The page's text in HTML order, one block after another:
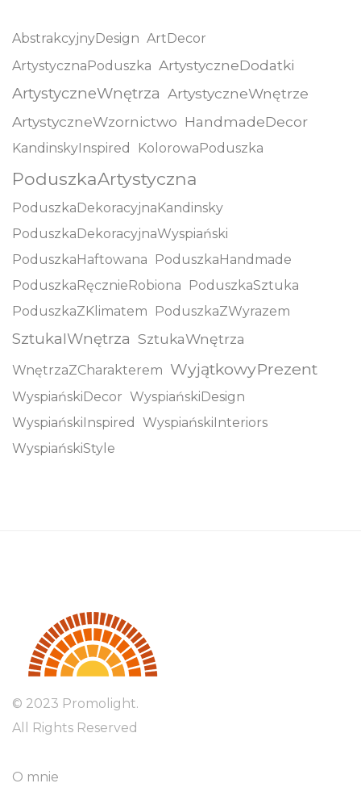
AbstrakcyjnyDesign ArtDecor
ArtystycznaPoduszka ArtystyczneDodatki
ArtystyczneWnętrza ArtystyczneWnętrze
ArtystyczneWzornictwo HandmadeDecor
KandinskyInspired KolorowaPoduszka
PoduszkaArtystyczna
PoduszkaDekoracyjnaKandinsky
PoduszkaDekoracyjnaWyspiański
PoduszkaHaftowana
PoduszkaHandmade
PoduszkaRęcznieRobiona
PoduszkaSztuka
PoduszkaZKlimatem
PoduszkaZWyrazem
SztukaIWnętrza SztukaWnętrza
WnętrzaZCharakterem WyjątkowyPrezent
WyspiańskiDecor WyspiańskiDesign
WyspiańskiInspired
WyspiańskiInteriors
WyspiańskiStyle
© 2023 Promolight.
All Rights Reserved
O mnie